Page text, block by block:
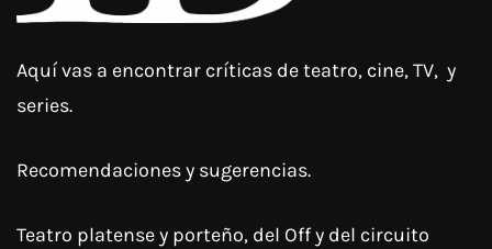
Aquí vas a encontrar críticas de teatro, cine, TV, y
series.
Recomendaciones y sugerencias.
Teatro platense y porteño, del Off y del circuito